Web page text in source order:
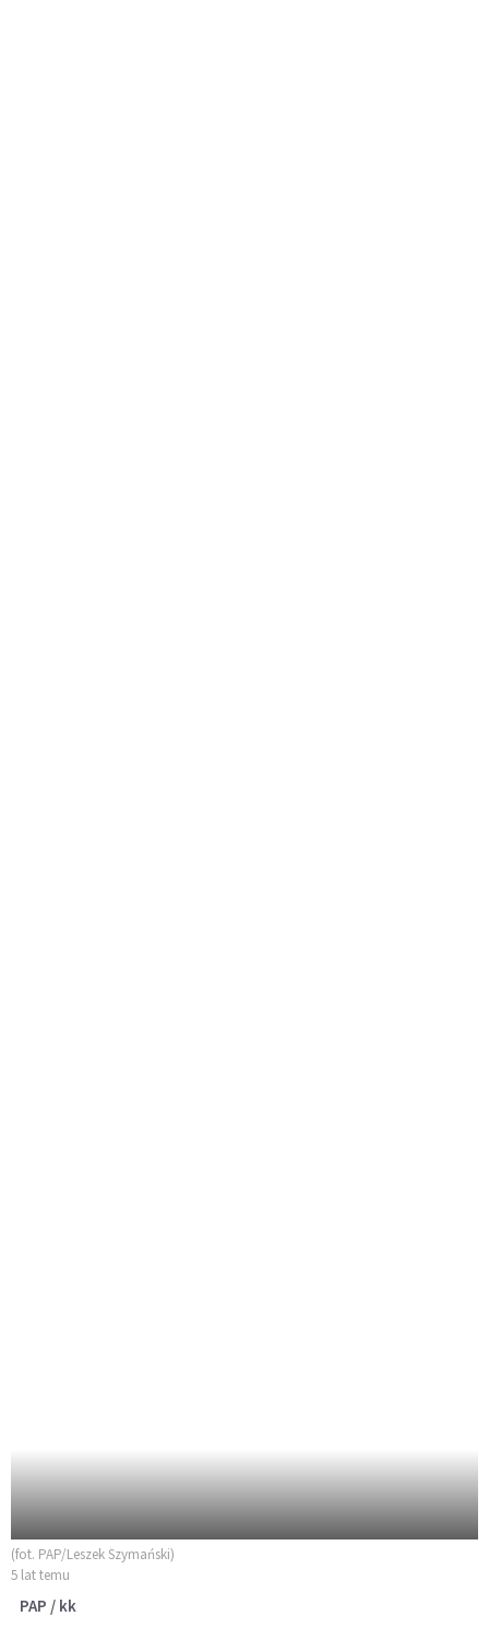
(fot. PAP/Leszek Szymański)
5 lat temu
PAP / kk